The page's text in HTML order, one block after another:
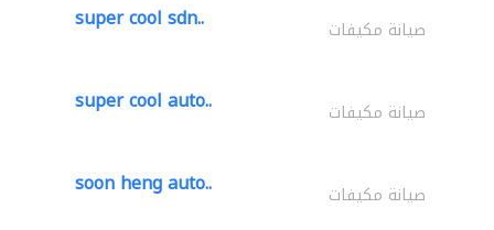
super cool sdn.. صيانة مكيفات
super cool auto.. صيانة مكيفات
soon heng auto.. صيانة مكيفات